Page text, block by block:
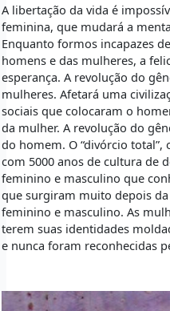
A libertação da vida é
feminina, que mudará a
Enquanto formos incapazes
homens e das mulheres, a
esperança. A revolução do
mulheres. Afetará uma
sociais que colocaram o
da mulher. A revolução do
do homem. O “divórcio
com 5000 anos de cultura de
feminino e masculino que
que surgiram muito depois
feminino e masculino. As
terem suas identidades
e nunca foram reconhecidas